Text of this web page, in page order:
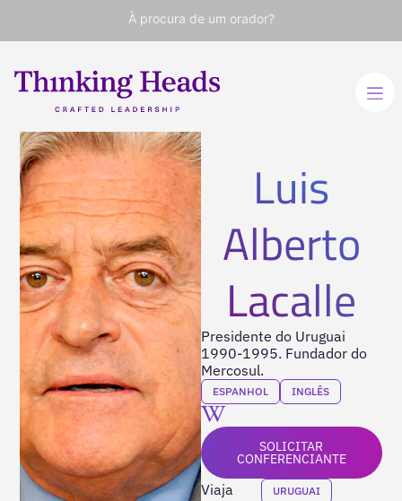
À procura de um orador?
Luis
Alberto
Lacalle
Presidente do Uruguai
1990-1995. Fundador do
Mercosul.
ESPANHOL INGLÊS
SOLICITAR
CONFERENCIANTE
Viaja
URUGUAI